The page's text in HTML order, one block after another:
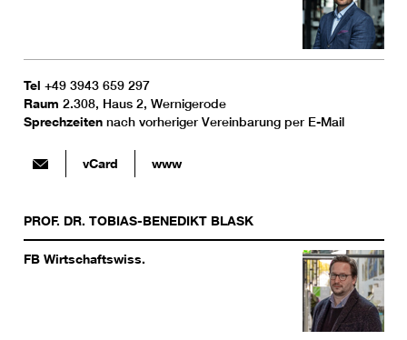
Tel +49 3943 659 297
Raum 2.308, Haus 2, Wernigerode
Sprechzeiten nach vorheriger Vereinbarung per E-Mail
vCard www
PROF. DR. TOBIAS-BENEDIKT BLASK
FB Wirtschaftswiss.